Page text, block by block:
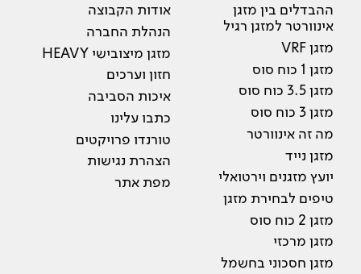
ההבדלים בין מזגן
אינוורטר למזגן רגיל
מזגן VRF
מזגן 1 כוח סוס
מזגן 3.5 כוח סוס
מזגן 3 כוח סוס
מה זה אינוורטר
מזגן נייד
יועץ מזגנים וירטואלי
טיפים לבחירת מזגן
מזגן 2 כוח סוס
מזגן מרכזי
מזגן חסכוני בחשמל
אודות הקבוצה
הנהלת החברה
מזגן מיצובישי HEAVY
חזון וערכים
איכות הסביבה
כתבו עלינו
טורנדו פרויקטים
הצהרת נגישות
מפת אתר